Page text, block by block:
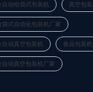
自动给袋式包装机 真空包装
袋式自动化包装机厂家
自动真空包装机 食品包装机
自动真空包装机厂家